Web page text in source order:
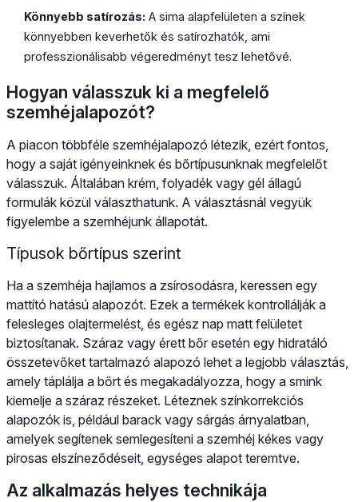
Könnyebb satírozás: A sima alapfelületen a színek
könnyebben keverhetők és satírozhatók, ami
professzionálisabb végeredményt tesz lehetővé.
Hogyan válasszuk ki a megfelelő
szemhéjalapozót?
A piacon többféle szemhéjalapozó létezik, ezért fontos,
hogy a saját igényeinknek és bőrtípusunknak megfelelőt
válasszuk. Általában krém, folyadék vagy gél állagú
formulák közül választhatunk. A választásnál vegyük
figyelembe a szemhéjunk állapotát.
Típusok bőrtípus szerint
Ha a szemhéja hajlamos a zsírosodásra, keressen egy
mattító hatású alapozót. Ezek a termékek kontrollálják a
felesleges olajtermelést, és egész nap matt felületet
biztosítanak. Száraz vagy érett bőr esetén egy hidratáló
összetevőket tartalmazó alapozó lehet a legjobb választás,
amely táplálja a bőrt és megakadályozza, hogy a smink
kiemelje a száraz részeket. Léteznek színkorrekciós
alapozók is, például barack vagy sárgás árnyalatban,
amelyek segítenek semlegesíteni a szemhéj kékes vagy
pirosas elszíneződéseit, egységes alapot teremtve.
Az alkalmazás helyes technikája